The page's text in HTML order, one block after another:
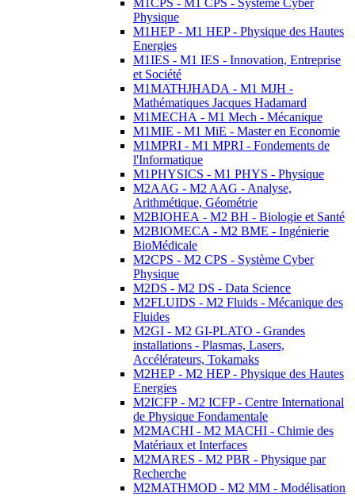
M1CPS - M1 CPS - Système Cyber
Physique
M1HEP - M1 HEP - Physique des Hautes
Energies
M1IES - M1 IES - Innovation, Entreprise
et Société
M1MATHJHADA - M1 MJH -
Mathématiques Jacques Hadamard
M1MECHA - M1 Mech - Mécanique
M1MIE - M1 MiE - Master en Economie
M1MPRI - M1 MPRI - Fondements de
l'Informatique
M1PHYSICS - M1 PHYS - Physique
M2AAG - M2 AAG - Analyse,
Arithmétique, Géométrie
M2BIOHEA - M2 BH - Biologie et Santé
M2BIOMECA - M2 BME - Ingénierie
BioMédicale
M2CPS - M2 CPS - Système Cyber
Physique
M2DS - M2 DS - Data Science
M2FLUIDS - M2 Fluids - Mécanique des
Fluides
M2GI - M2 GI-PLATO - Grandes
installations - Plasmas, Lasers,
Accélérateurs, Tokamaks
M2HEP - M2 HEP - Physique des Hautes
Energies
M2ICFP - M2 ICFP - Centre International
de Physique Fondamentale
M2MACHI - M2 MACHI - Chimie des
Matériaux et Interfaces
M2MARES - M2 PBR - Physique par
Recherche
M2MATHMOD - M2 MM - Modélisation